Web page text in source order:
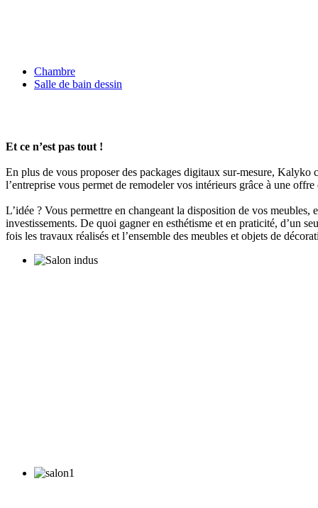
Chambre
Salle de bain dessin
Et ce n’est pas tout !
En plus de vous proposer des packages digitaux sur-mesure, Kalyko
l’entreprise vous permet de remodeler vos intérieurs grâce à une
L’idée ? Vous permettre en changeant la disposition de vos
investissements. De quoi gagner en esthétisme et en praticité, d’un
fois les travaux réalisés et l’ensemble des meubles et objets de